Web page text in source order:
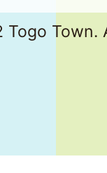
Town.